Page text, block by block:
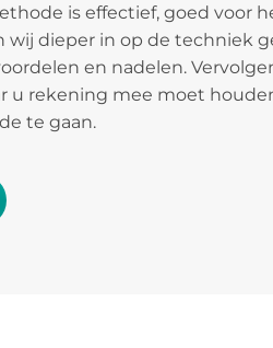
is effectief, goed voor
wij dieper in op de techniek
en nadelen.
u rekening mee moet
te gaan.